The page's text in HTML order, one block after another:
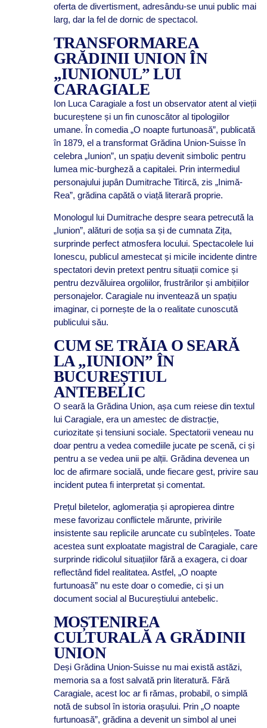
oferta de divertisment, adresându-se unui public mai
larg, dar la fel de dornic de spectacol.
TRANSFORMAREA
GRĂDINII UNION ÎN
„IUNIONUL” LUI
CARAGIALE
Ion Luca Caragiale a fost un observator atent al vieții
bucureștene și un fin cunoscător al tipologiilor
umane. În comedia „O noapte furtunoasă”, publicată
în 1879, el a transformat Grădina Union-Suisse în
celebra „Iunion”, un spațiu devenit simbolic pentru
lumea mic-burgheză a capitalei. Prin intermediul
personajului jupân Dumitrache Titircă, zis „Inimă-
Rea”, grădina capătă o viață literară proprie.
Monologul lui Dumitrache despre seara petrecută la
„Iunion”, alături de soția sa și de cumnata Zița,
surprinde perfect atmosfera locului. Spectacolele lui
Ionescu, publicul amestecat și micile incidente dintre
spectatori devin pretext pentru situații comice și
pentru dezvăluirea orgoliilor, frustrărilor și ambițiilor
personajelor. Caragiale nu inventează un spațiu
imaginar, ci pornește de la o realitate cunoscută
publicului său.
CUM SE TRĂIA O SEARĂ
LA „IUNION” ÎN
BUCUREȘTIUL
ANTEBELIC
O seară la Grădina Union, așa cum reiese din textul
lui Caragiale, era un amestec de distracție,
curiozitate și tensiuni sociale. Spectatorii veneau nu
doar pentru a vedea comediile jucate pe scenă, ci și
pentru a se vedea unii pe alții. Grădina devenea un
loc de afirmare socială, unde fiecare gest, privire sau
incident putea fi interpretat și comentat.
Prețul biletelor, aglomerația și apropierea dintre
mese favorizau conflictele mărunte, privirile
insistente sau replicile aruncate cu subînțeles. Toate
acestea sunt exploatate magistral de Caragiale, care
surprinde ridicolul situațiilor fără a exagera, ci doar
reflectând fidel realitatea. Astfel, „O noapte
furtunoasă” nu este doar o comedie, ci și un
document social al Bucureștiului antebelic.
MOȘTENIREA
CULTURALĂ A GRĂDINII
UNION
Deși Grădina Union-Suisse nu mai există astăzi,
memoria sa a fost salvată prin literatură. Fără
Caragiale, acest loc ar fi rămas, probabil, o simplă
notă de subsol în istoria orașului. Prin „O noapte
furtunoasă”, grădina a devenit un simbol al unei